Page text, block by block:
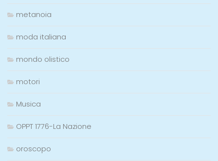
metanoia
moda italiana
mondo olistico
motori
Musica
OPPT 1776-La Nazione
oroscopo